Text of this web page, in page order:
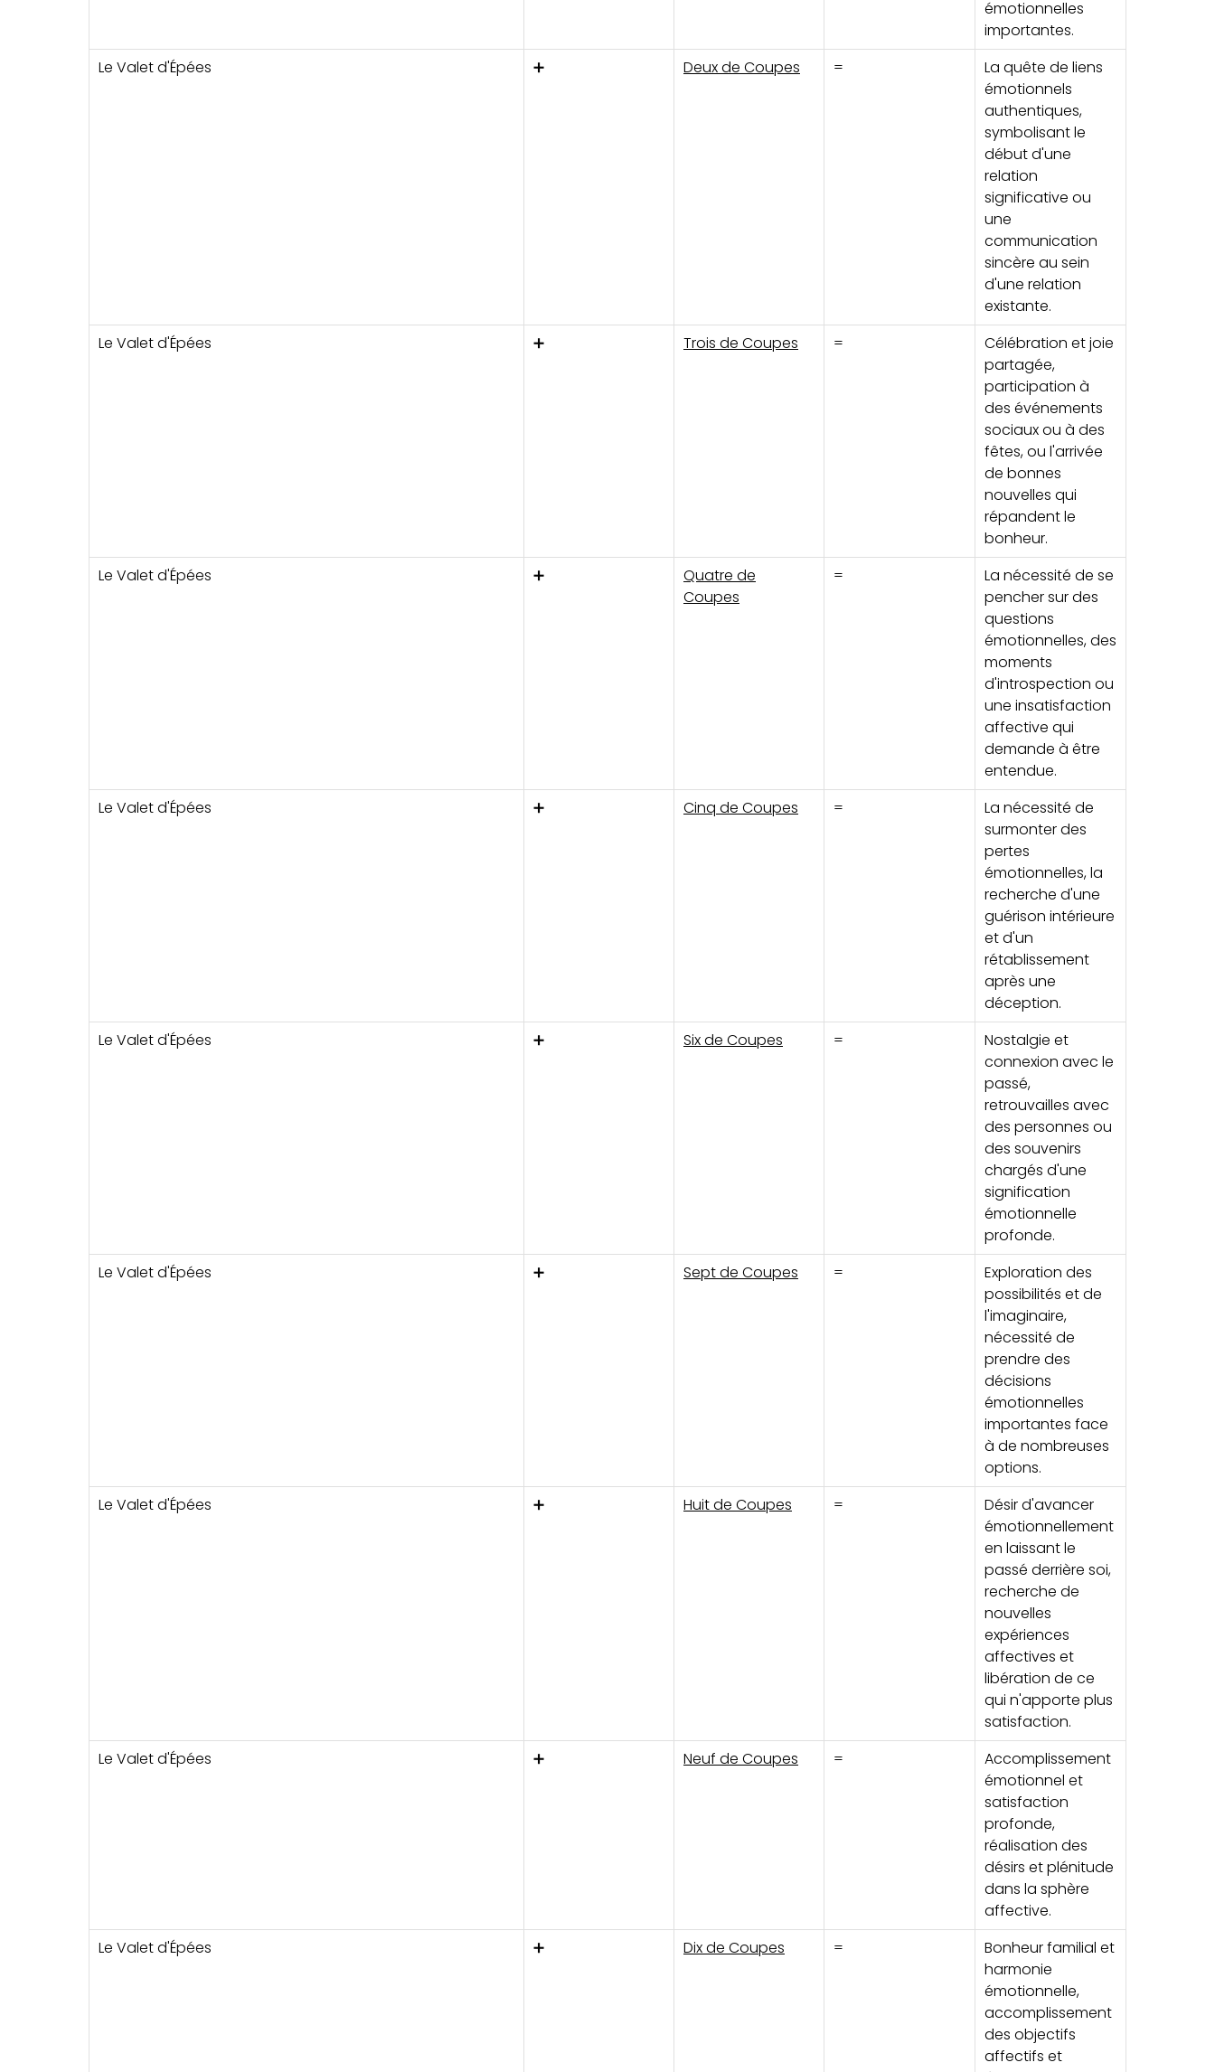
émotionnelles
importantes.
Le Valet d'Épées
➕ Deux de Coupes =
La quête de liens
émotionnels
authentiques,
symbolisant le
début d'une
relation
significative ou
une
communication
sincère au sein
d'une relation
existante.
Le Valet d'Épées
➕ Trois de Coupes =
Célébration et joie
partagée,
participation à
des événements
sociaux ou à des
fêtes, ou l'arrivée
de bonnes
nouvelles qui
répandent le
bonheur.
Le Valet d'Épées
➕
Quatre de
Coupes
=
La nécessité de se
pencher sur des
questions
émotionnelles, des
moments
d'introspection ou
une insatisfaction
affective qui
demande à être
entendue.
Le Valet d'Épées
➕ Cinq de Coupes =
La nécessité de
surmonter des
pertes
émotionnelles, la
recherche d'une
guérison intérieure
et d'un
rétablissement
après une
déception.
Le Valet d'Épées
➕ Six de Coupes =
Nostalgie et
connexion avec le
passé,
retrouvailles avec
des personnes ou
des souvenirs
chargés d'une
signification
émotionnelle
profonde.
Le Valet d'Épées
➕ Sept de Coupes =
Exploration des
possibilités et de
l'imaginaire,
nécessité de
prendre des
décisions
émotionnelles
importantes face
à de nombreuses
options.
Le Valet d'Épées
➕ Huit de Coupes =
Désir d'avancer
émotionnellement
en laissant le
passé derrière soi,
recherche de
nouvelles
expériences
affectives et
libération de ce
qui n'apporte plus
satisfaction.
Le Valet d'Épées
➕ Neuf de Coupes =
Accomplissement
émotionnel et
satisfaction
profonde,
réalisation des
désirs et plénitude
dans la sphère
affective.
Le Valet d'Épées
➕ Dix de Coupes =
Bonheur familial et
harmonie
émotionnelle,
accomplissement
des objectifs
affectifs et